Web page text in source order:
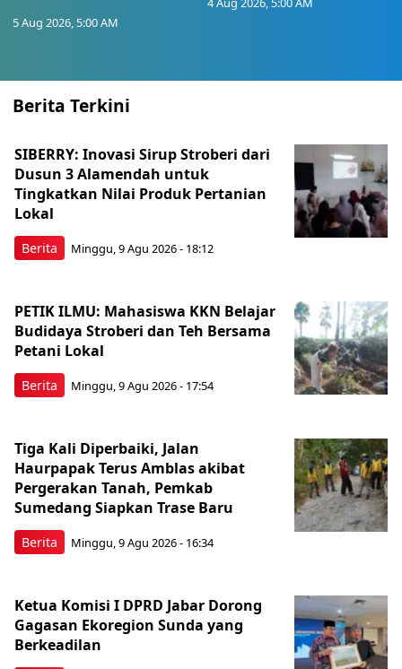
5 Aug 2026, 5:00 AM
Berita Terkini
Berita
SIBERRY: Inovasi Sirup Stroberi dari
Dusun 3 Alamendah untuk
Tingkatkan Nilai Produk Pertanian
Lokal
Minggu, 9 Agu 2026 - 18:12
Berita
PETIK ILMU: Mahasiswa KKN Belajar
Budidaya Stroberi dan Teh Bersama
Petani Lokal
Minggu, 9 Agu 2026 - 17:54
Berita
Tiga Kali Diperbaiki, Jalan
Haurpapak Terus Amblas akibat
Pergerakan Tanah, Pemkab
Sumedang Siapkan Trase Baru
Minggu, 9 Agu 2026 - 16:34
Ketua Komisi I DPRD Jabar Dorong
Gagasan Ekoregion Sunda yang
Berkeadilan